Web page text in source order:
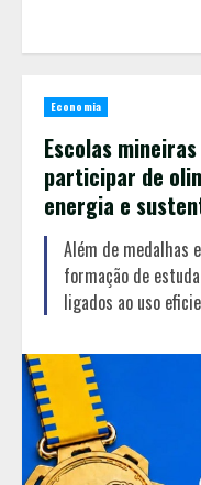
Economia
Escolas
participar de
energia e
Além de medalhas
formação de
ligados ao uso